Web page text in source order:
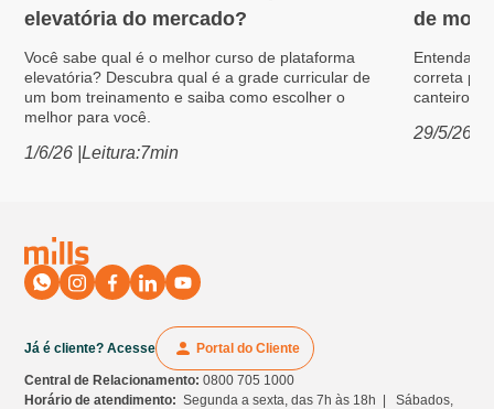
elevatória do mercado?
Você sabe qual é o melhor curso de plataforma
elevatória? Descubra qual é a grade curricular de
um bom treinamento e saiba como escolher o
melhor para você.
1/6/26 |Leitura:7min
de
Entenda
correta
canteiro
29/5/26
Já é cliente? Acesse Portal do Cliente
Central de Relacionamento:0800 705 1000
Horário de atendimento:Segunda a sexta, das 7h às 18h | Sábados,